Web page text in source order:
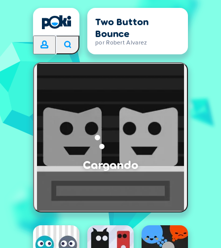
Two Button
Bounce
por Robert Alvarez
Cargando